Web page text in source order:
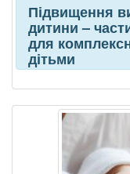
Підвищення
дитини –
для
дітьми